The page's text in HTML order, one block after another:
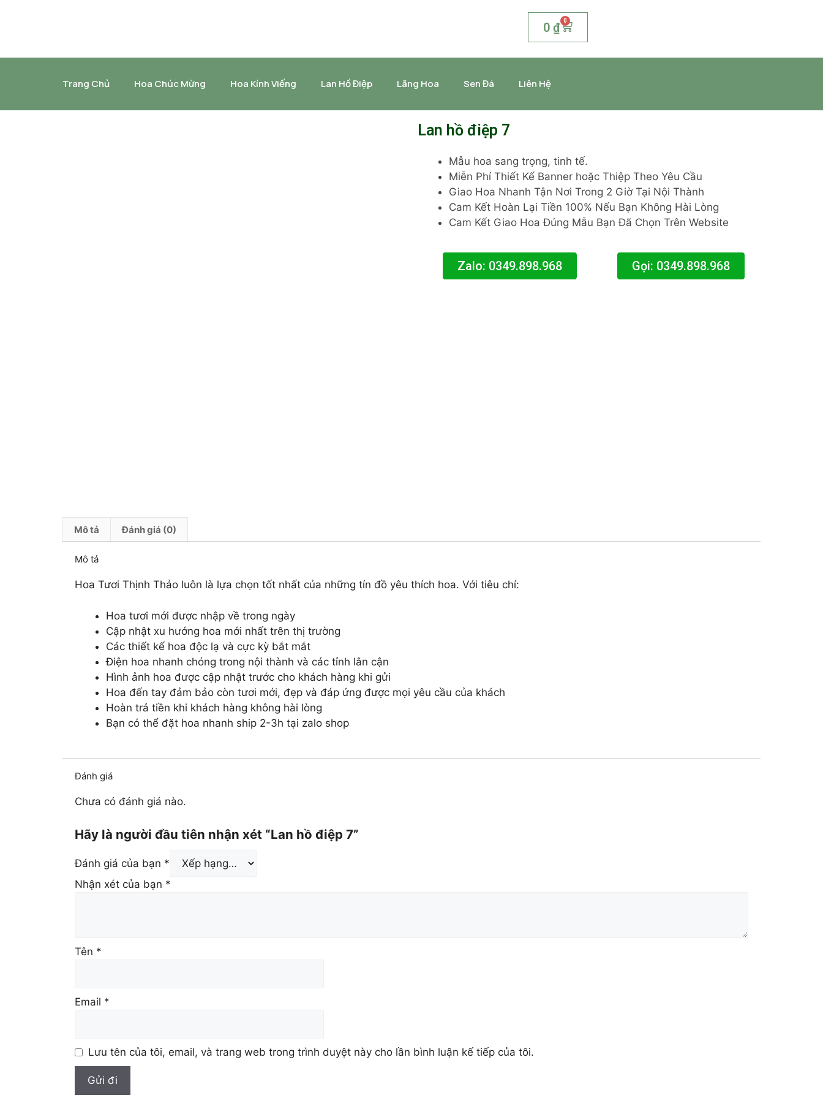
0 ₫ 0
Trang Chủ Hoa Chúc Mừng Hoa Kính Viếng Lan Hồ Điệp Lãng Hoa Sen Đá Liên Hệ
Lan hồ điệp 7
Mẫu hoa sang trọng, tinh tế.
Miễn Phí Thiết Kế Banner hoặc Thiệp Theo Yêu Cầu
Giao Hoa Nhanh Tận Nơi Trong 2 Giờ Tại Nội Thành
Cam Kết Hoàn Lại Tiền 100% Nếu Bạn Không Hài Lòng
Cam Kết Giao Hoa Đúng Mẫu Bạn Đã Chọn Trên Website
Zalo: 0349.898.968 Gọi: 0349.898.968
Mô tả Đánh giá (0)
Mô tả
Hoa Tươi Thịnh Thảo luôn là lựa chọn tốt nhất của những tín đồ yêu thích hoa. Với tiêu chí:
Hoa tươi mới được nhập về trong ngày
Cập nhật xu hướng hoa mới nhất trên thị trường
Các thiết kế hoa độc lạ và cực kỳ bắt mắt
Điện hoa nhanh chóng trong nội thành và các tỉnh lân cận
Hình ảnh hoa được cập nhật trước cho khách hàng khi gửi
Hoa đến tay đảm bảo còn tươi mới, đẹp và đáp ứng được mọi yêu cầu của khách
Hoàn trả tiền khi khách hàng không hài lòng
Bạn có thể đặt hoa nhanh ship 2-3h tại zalo shop
Đánh giá
Chưa có đánh giá nào.
Hãy là người đầu tiên nhận xét “Lan hồ điệp 7”
Đánh giá của bạn *
Nhận xét của bạn *
Tên *
Email *
Lưu tên của tôi, email, và trang web trong trình duyệt này cho lần bình luận kế tiếp của tôi.